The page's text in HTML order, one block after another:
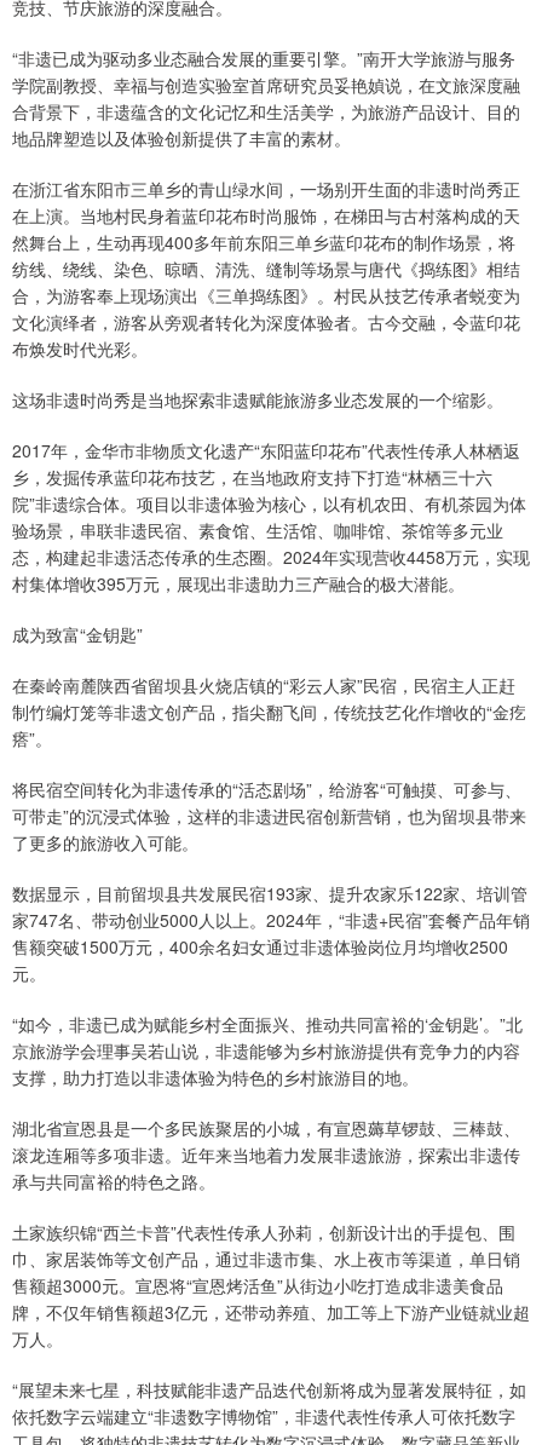
竞技、节庆旅游的深度融合。
“非遗已成为驱动多业态融合发展的重要引擎。”南开大学旅游与服务
学院副教授、幸福与创造实验室首席研究员妥艳媜说，在文旅深度融
合背景下，非遗蕴含的文化记忆和生活美学，为旅游产品设计、目的
地品牌塑造以及体验创新提供了丰富的素材。
在浙江省东阳市三单乡的青山绿水间，一场别开生面的非遗时尚秀正
在上演。当地村民身着蓝印花布时尚服饰，在梯田与古村落构成的天
然舞台上，生动再现400多年前东阳三单乡蓝印花布的制作场景，将
纺线、绕线、染色、晾晒、清洗、缝制等场景与唐代《捣练图》相结
合，为游客奉上现场演出《三单捣练图》。村民从技艺传承者蜕变为
文化演绎者，游客从旁观者转化为深度体验者。古今交融，令蓝印花
布焕发时代光彩。
这场非遗时尚秀是当地探索非遗赋能旅游多业态发展的一个缩影。
2017年，金华市非物质文化遗产“东阳蓝印花布”代表性传承人林栖返
乡，发掘传承蓝印花布技艺，在当地政府支持下打造“林栖三十六
院”非遗综合体。项目以非遗体验为核心，以有机农田、有机茶园为体
验场景，串联非遗民宿、素食馆、生活馆、咖啡馆、茶馆等多元业
态，构建起非遗活态传承的生态圈。2024年实现营收4458万元，实现
村集体增收395万元，展现出非遗助力三产融合的极大潜能。
成为致富“金钥匙”
在秦岭南麓陕西省留坝县火烧店镇的“彩云人家”民宿，民宿主人正赶
制竹编灯笼等非遗文创产品，指尖翻飞间，传统技艺化作增收的“金疙
瘩”。
将民宿空间转化为非遗传承的“活态剧场”，给游客“可触摸、可参与、
可带走”的沉浸式体验，这样的非遗进民宿创新营销，也为留坝县带来
了更多的旅游收入可能。
数据显示，目前留坝县共发展民宿193家、提升农家乐122家、培训管
家747名、带动创业5000人以上。2024年，“非遗+民宿”套餐产品年销
售额突破1500万元，400余名妇女通过非遗体验岗位月均增收2500
元。
“如今，非遗已成为赋能乡村全面振兴、推动共同富裕的‘金钥匙’。”北
京旅游学会理事吴若山说，非遗能够为乡村旅游提供有竞争力的内容
支撑，助力打造以非遗体验为特色的乡村旅游目的地。
湖北省宣恩县是一个多民族聚居的小城，有宣恩薅草锣鼓、三棒鼓、
滚龙连厢等多项非遗。近年来当地着力发展非遗旅游，探索出非遗传
承与共同富裕的特色之路。
土家族织锦“西兰卡普”代表性传承人孙莉，创新设计出的手提包、围
巾、家居装饰等文创产品，通过非遗市集、水上夜市等渠道，单日销
售额超3000元。宣恩将“宣恩烤活鱼”从街边小吃打造成非遗美食品
牌，不仅年销售额超3亿元，还带动养殖、加工等上下游产业链就业超
万人。
“展望未来七星，科技赋能非遗产品迭代创新将成为显著发展特征，如
依托数字云端建立“非遗数字博物馆”，非遗代表性传承人可依托数字